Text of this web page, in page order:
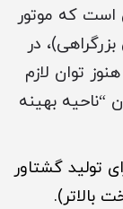
است که موتور
در
توان لازم
“ناحیه بهینه
تولید گشتاور
بالاتر).